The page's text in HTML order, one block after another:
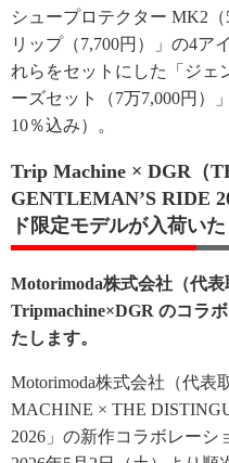
シュープロテクター MK2
リップ（7,700円）」の4ア
れらをセットにした「ジェ
ーズセット（7万7,000円）
10％込み）。
Trip Machine × DGR（
GENTLEMAN’S RIDE
ド限定モデルが入荷い
Motorimoda株式会社（代
Tripmachine×DGR のコラ
たします。
Motorimoda株式会社（代表
MACHINE × THE
2026」の新作コラボレーシ